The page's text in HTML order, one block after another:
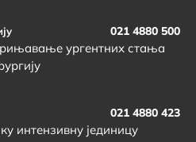
021 4880 500
ургентних стања
021 4880 423
интензивну јединицу